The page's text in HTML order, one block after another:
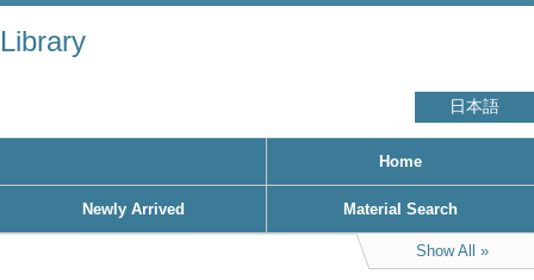
Library
日本語
Home
Newly Arrived Material Search
Show All